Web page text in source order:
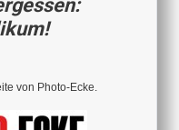
von Photo-Ecke.